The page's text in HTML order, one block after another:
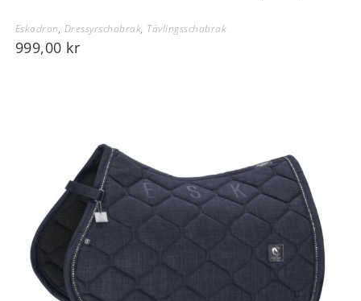
Eskadron, Dressyrschabrak, Tävlingsschabrak
999,00 kr